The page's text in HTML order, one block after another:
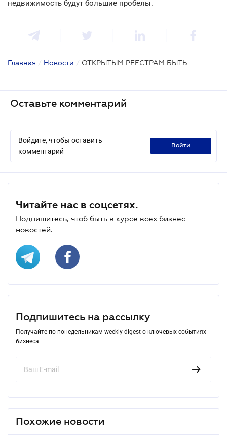
недвижимость будут большие пробелы.
Главная / Новости / ОТКРЫТЫМ РЕЕСТРАМ БЫТЬ
Оставьте комментарий
Войдите, чтобы оставить
комментарий
войти
Читайте нас в соцсетях.
Подпишитесь, чтоб быть в курсе всех бизнес-
новостей.
Подпишитесь на рассылку
Получайте по понедельникам weekly-digest о ключевых событиях
бизнеса
Похожие новости